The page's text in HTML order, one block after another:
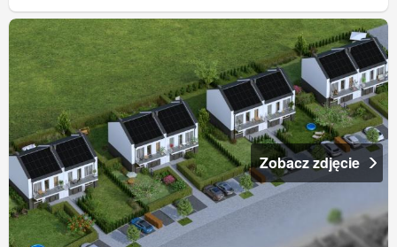
Zobacz zdjęcie